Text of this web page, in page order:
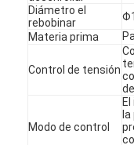
Diámetro el
rebobinar
Materia prima
Control de tensión
Modo de control